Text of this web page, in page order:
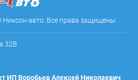
авто. Все права защищены.
32В
ИП Воробьев Алексей Николаевич